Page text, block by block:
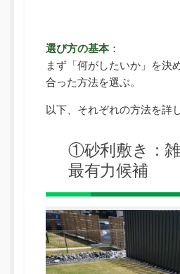
選び方の基本：
まず「何がしたいか」を決
合った方法を選ぶ。
以下、それぞれの方法を詳
①砂利敷き：
最有力候補